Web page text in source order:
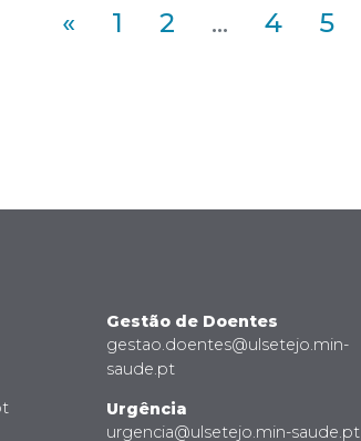
« 1 2 ... 4 5
Gestão de Doentes
gestao.doentes@ulsetejo.min-
saude.pt
Urgência
urgencia@ulsetejo.min-saude.pt